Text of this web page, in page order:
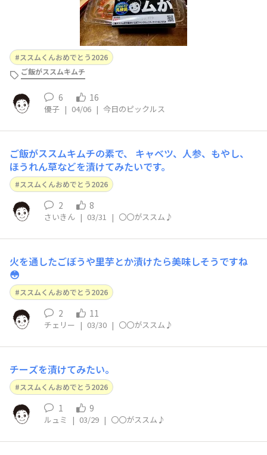
ススムくんおめでとう2026
ご飯がススムキムチ
6 16
優子 | 04/06 | 今日のピックルス
ご飯がススムキムチの素で、 キャベツ、人参、もやし、
ほうれん草などを漬けてみたいです。
ススムくんおめでとう2026
2 8
さいきん | 03/31 | 〇〇がススム♪
火を通したごぼうや里芋とか漬けたら美味しそうですね
😳
ススムくんおめでとう2026
2 11
チェリー | 03/30 | 〇〇がススム♪
チーズを漬けてみたい。
ススムくんおめでとう2026
1 9
ルュミ | 03/29 | 〇〇がススム♪